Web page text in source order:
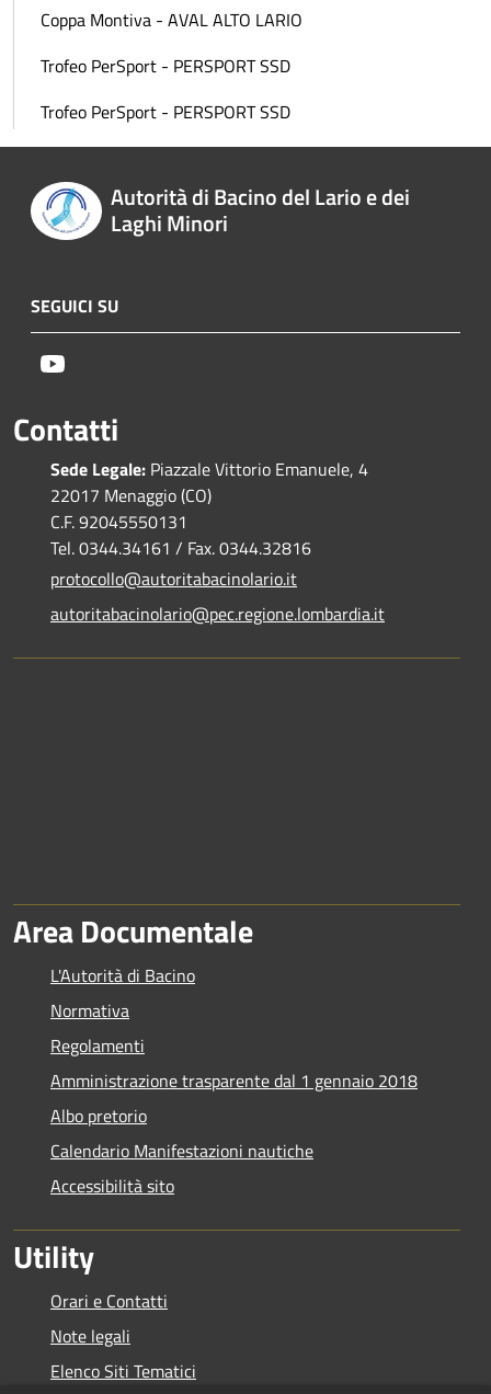
Coppa Montiva - AVAL ALTO LARIO
Trofeo PerSport - PERSPORT SSD
Trofeo PerSport - PERSPORT SSD
Autorità di Bacino del Lario e dei
Laghi Minori
SEGUICI SU
Contatti
Sede Legale: Piazzale Vittorio Emanuele, 4
22017 Menaggio (CO)
C.F. 92045550131
Tel. 0344.34161 / Fax. 0344.32816
protocollo@autoritabacinolario.it
autoritabacinolario@pec.regione.lombardia.it
Area Documentale
L'Autorità di Bacino
Normativa
Regolamenti
Amministrazione trasparente dal 1 gennaio 2018
Albo pretorio
Calendario Manifestazioni nautiche
Accessibilità sito
Utility
Orari e Contatti
Note legali
Elenco Siti Tematici